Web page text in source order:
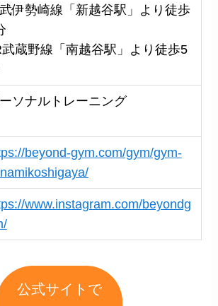
伊勢崎線「新越谷駅」より徒歩
蔵野線「南越谷駅」より徒歩5
ソナルトレーニング
beyond-gym.com/gym/gym-
www.instagram.com/beyondg
公式サイトで